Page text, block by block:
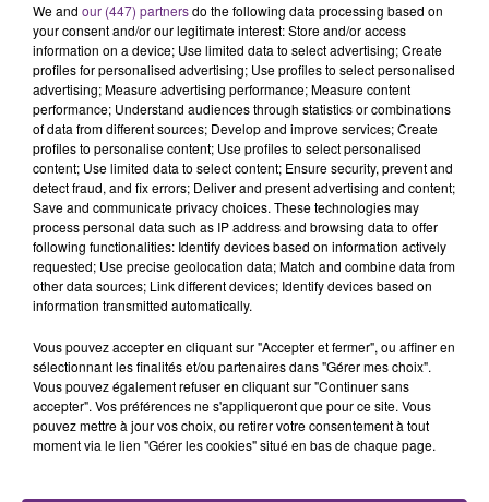
6 août 2026
SI TOUT LE MONDE FAIT ÇA, MOI L'ANNÉE
PROCHAINE JE VENDANGE EN...
La vendange en Champagne a débuté ce jeudi 6
août dans la commune de Montgueux (Aube). Du
jamais vu !
6 août 2026
L'INSPECTION DU TRAVAIL RAPPELLE À
L'ORDRE SUR LES CONDITIONS DE...
We and our (447) partnersdo the following data processing based on
your consent and/or our legitimate interest: Store and/or access
information on a device; Use limited data to select advertising; Create
profiles for personalised advertising; Use profiles to select personalised
advertising; Measure advertising performance; Measure content
performance; Understand audiences through statistics or combinations
of data from different sources; Develop and improve services; Create
profiles to personalise content; Use profiles to select personalised
content; Use limited data to select content; Ensure security, prevent and
detect fraud, and fix errors; Deliver and present advertising and content;
Save and communicate privacy choices. These technologies may
process personal data such as IP address and browsing data to offer
following functionalities: Identify devices based on information actively
requested; Use precise geolocation data; Match and combine data from
other data sources; Link different devices; Identify devices based on
information transmitted automatically.
Vous pouvez accepter en cliquant sur "Accepter et fermer", ou affiner en
sélectionnant les finalités et/ou partenaires dans "Gérer mes choix".
Vous pouvez également refuser en cliquant sur "Continuer sans
accepter". Vos préférences ne s'appliqueront que pour ce site. Vous
pouvez mettre à jour vos choix, ou retirer votre consentement à tout
moment via le lien "Gérer les cookies" situé en bas de chaque page.